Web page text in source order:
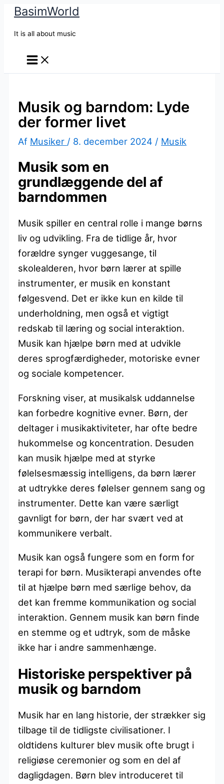
BasimWorld
It is all about music
Musik og barndom: Lyde
der former livet
Af Musiker / 8. december 2024 / Musik
Musik som en
grundlæggende del af
barndommen
Musik spiller en central rolle i mange børns
liv og udvikling. Fra de tidlige år, hvor
forældre synger vuggesange, til
skolealderen, hvor børn lærer at spille
instrumenter, er musik en konstant
følgesvend. Det er ikke kun en kilde til
underholdning, men også et vigtigt
redskab til læring og social interaktion.
Musik kan hjælpe børn med at udvikle
deres sprogfærdigheder, motoriske evner
og sociale kompetencer.
Forskning viser, at musikalsk uddannelse
kan forbedre kognitive evner. Børn, der
deltager i musikaktiviteter, har ofte bedre
hukommelse og koncentration. Desuden
kan musik hjælpe med at styrke
følelsesmæssig intelligens, da børn lærer
at udtrykke deres følelser gennem sang og
instrumenter. Dette kan være særligt
gavnligt for børn, der har svært ved at
kommunikere verbalt.
Musik kan også fungere som en form for
terapi for børn. Musikterapi anvendes ofte
til at hjælpe børn med særlige behov, da
det kan fremme kommunikation og social
interaktion. Gennem musik kan børn finde
en stemme og et udtryk, som de måske
ikke har i andre sammenhænge.
Historiske perspektiver på
musik og barndom
Musik har en lang historie, der strækker sig
tilbage til de tidligste civilisationer. I
oldtidens kulturer blev musik ofte brugt i
religiøse ceremonier og som en del af
dagligdagen. Børn blev introduceret til